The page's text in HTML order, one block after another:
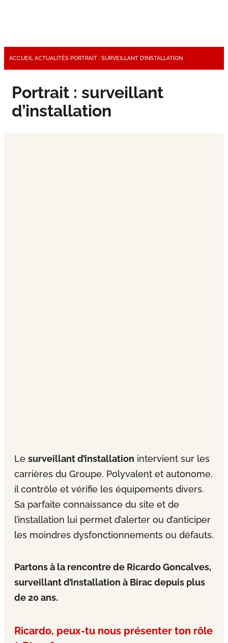
ACCUEIL ACTUALITÉS PORTRAIT : SURVEILLANT D’INSTALLATION
Portrait : surveillant
d’installation
Le surveillant d’installation intervient sur les
carrières du Groupe. Polyvalent et autonome,
il contrôle et vérifie les équipements divers.
Sa parfaite connaissance du site et de
l’installation lui permet d’alerter ou d’anticiper
les moindres dysfonctionnements ou défauts.
Partons à la rencontre de Ricardo Goncalves,
surveillant d’installation à Birac depuis plus
de 20 ans.
Ricardo, peux-tu nous présenter ton rôle